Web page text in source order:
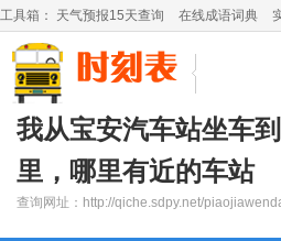
工具箱： 天气预报15天查询 在线成语词典
我从宝安汽车站坐车
里，哪里有近的车站
查询网址：http://qiche.sdpy.net/